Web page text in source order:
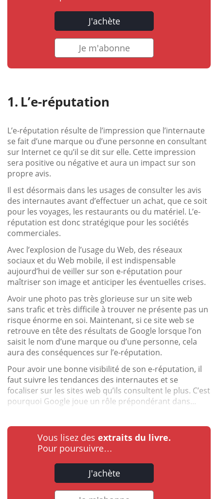
J'achète
Je m'abonne
L’e-réputation
L’e-réputation résulte de l’impression que l’internaute
se fait d’une marque ou d’une personne en consultant
sur Internet ce qu’il se dit sur elle. Cette impression
sera positive ou négative et aura un impact sur son
propre avis.
Il est désormais dans les usages de consulter les avis
des internautes avant d’effectuer un achat, que ce soit
pour les voyages, les restaurants ou du matériel. L’e-
réputation est donc stratégique pour les sociétés
commerciales.
Avec l’explosion de l’usage du Web, des réseaux
sociaux et du Web mobile, il est indispensable
aujourd’hui de veiller sur son e-réputation pour
maîtriser son image et anticiper les éventuelles crises.
Avoir une photo pas très glorieuse sur un site web
sans trafic et très difficile à trouver ne présente pas un
risque énorme en soi. Maintenant, si ce site web se
retrouve en tête des résultats de Google lorsque l’on
saisit le nom d’une marque ou d’une personne, cela
aura des conséquences sur l’e-réputation.
Pour avoir une bonne visibilité de son e-réputation, il
faut suivre les tendances des internautes et se
focaliser sur les sites web qu’ils consultent le plus. C’est
pourquoi Google joue un rôle prépondérant dans...
Vous lisez des extraits du livre.
Pour poursuivre…
J'achète